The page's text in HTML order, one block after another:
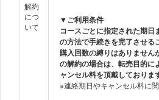
解約
につ
いて
▼ご利用条件
コースごとに指定された期
の方法で手続きを完了させる
購入回数の縛りはありません
の解約の場合は、転売目的に
ャンセル料を頂戴しておりま
※連絡期日やキャンセル料に